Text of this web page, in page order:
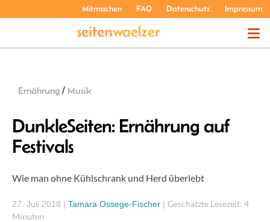
Mitmachen FAQ Datenschutz Impressum
Ernährung / Musik
DunkleSeiten: Ernährung auf
Festivals
Wie man ohne Kühlschrank und Herd überlebt
27. Juli 2018 | Tamara Ossege-Fischer | Geschätzte Lesezeit: 4
Minuten